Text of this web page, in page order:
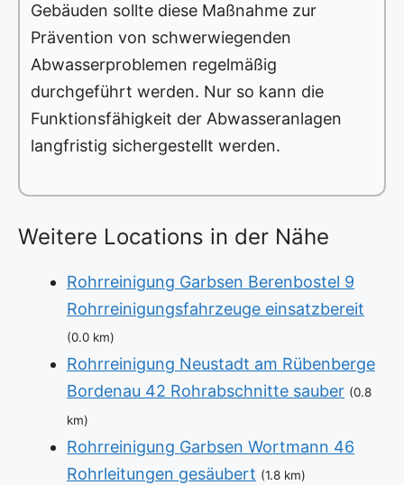
Gebäuden sollte diese Maßnahme zur
Prävention von schwerwiegenden
Abwasserproblemen regelmäßig
durchgeführt werden. Nur so kann die
Funktionsfähigkeit der Abwasseranlagen
langfristig sichergestellt werden.
Weitere Locations in der Nähe
Rohrreinigung Garbsen Berenbostel 9
Rohrreinigungsfahrzeuge einsatzbereit
(0.0 km)
Rohrreinigung Neustadt am Rübenberge
Bordenau 42 Rohrabschnitte sauber (0.8
km)
Rohrreinigung Garbsen Wortmann 46
Rohrleitungen gesäubert (1.8 km)